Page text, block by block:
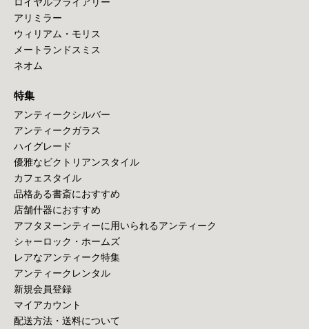
アリミラー
ウィリアム・モリス
メートランドスミス
ネオム
特集
アンティークシルバー
アンティークガラス
ハイグレード
優雅なビクトリアンスタイル
カフェスタイル
品格ある書斎におすすめ
店舗什器におすすめ
アフタヌーンティーに用いられるアンティーク
シャーロック・ホームズ
レアなアンティーク特集
アンティークレンタル
新規会員登録
マイアカウント
配送方法・送料について